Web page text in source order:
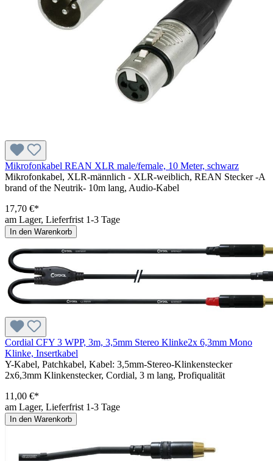
Mikrofonkabel REAN XLR male/female, 10 Meter, schwarz
Mikrofonkabel, XLR-männlich - XLR-weiblich, REAN Stecker -A
brand of the Neutrik- 10m lang, Audio-Kabel
17,70 €*
am Lager, Lieferfrist 1-3 Tage
In den Warenkorb
Cordial CFY 3 WPP, 3m, 3,5mm Stereo Klinke2x 6,3mm Mono
Klinke, Insertkabel
Y-Kabel, Patchkabel, Kabel: 3,5mm-Stereo-Klinkenstecker
2x6,3mm Klinkenstecker, Cordial, 3 m lang, Profiqualität
11,00 €*
am Lager, Lieferfrist 1-3 Tage
In den Warenkorb